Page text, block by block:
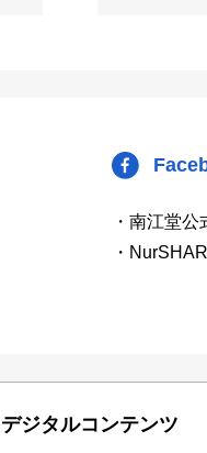
・南江堂公
・
デジタルコンテンツ